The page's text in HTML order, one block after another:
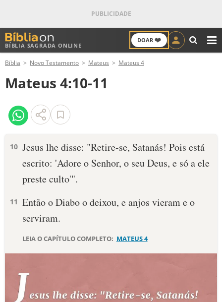
BÍBLIA SAGRADA ONLINE
DOAR ❤️
ANTIGO TESTAMENTO
NOVO TESTAMENTO
VERSÍCULOS
PALAVRA DO DIA
DEVOCIONAL DIÁRIO
10 MANDAMENTOS
ESBOÇOS DE PREGAÇÃO
Bíblia Novo Testamento Mateus Mateus 4
Mateus 4:10-11
10 Jesus lhe disse: "Retire-se, Satanás! Pois está
escrito: 'Adore o Senhor, o seu Deus, e só a ele
preste culto'".
11 Então o Diabo o deixou, e anjos vieram e o
serviram.
LEIA O CAPÍTULO COMPLETO: MATEUS 4